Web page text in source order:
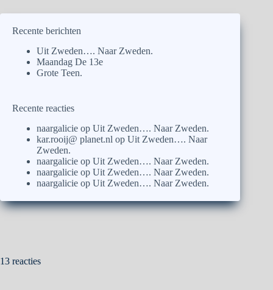
Recente berichten
Uit Zweden…. Naar Zweden.
Maandag De 13e
Grote Teen.
Recente reacties
naargalicie op Uit Zweden…. Naar Zweden.
kar.rooij@ planet.nl op Uit Zweden…. Naar
Zweden.
naargalicie op Uit Zweden…. Naar Zweden.
naargalicie op Uit Zweden…. Naar Zweden.
naargalicie op Uit Zweden…. Naar Zweden.
13 reacties